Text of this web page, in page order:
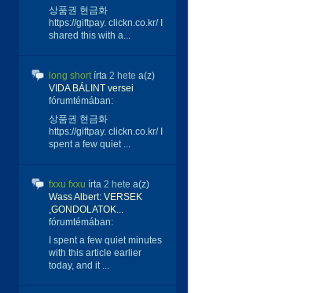
상품권 현금화
https://giftpay. clickn.co.kr/ I
shared this with a...
long shortírta 2 hete a(z)
VIDA BÁLINT versei
fórumtémában:
상품권 현금화
https://giftpay. clickn.co.kr/ I
spent a few quiet ...
fxxu fxxu írta 2 hete a(z)
Wass Albert: VERSEK
,GONDOLATOK...
fórumtémában:
I spent a few quiet minutes
with this article earlier
today, and it ...